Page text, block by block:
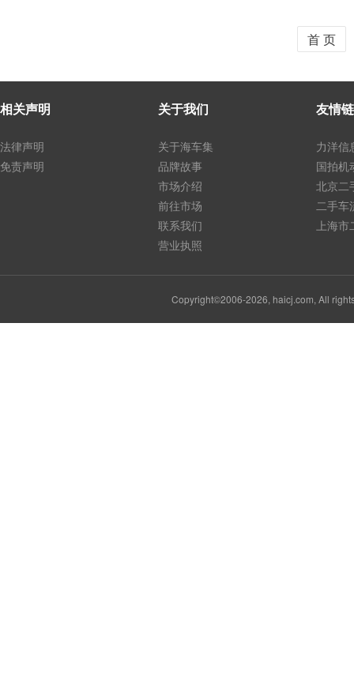
首 页
相关声明
法律声明
免责声明
关于我们
关于海车集
品牌故事
市场介绍
前往市场
联系我们
营业执照
友情
力洋信
国拍机
北京二
二手车
上海
Copyright©2006-2026, haicj.com, All